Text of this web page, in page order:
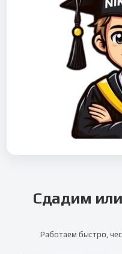
Сдадим
Работаем быстро,